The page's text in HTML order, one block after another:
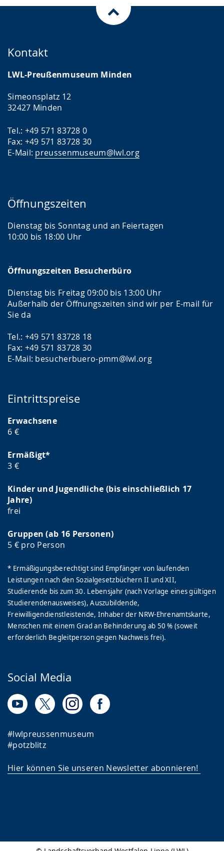
Kontakt
LWL-Preußenmuseum Minden
Simeonsplatz 12
32427 Minden
Tel.: +49 571 83728 0
Fax: +49 571 83728 30
E-Mail: preussenmuseum@lwl.org
Öffnungszeiten
Dienstag bis Sonntag und an Feiertagen
10:00 bis 18:00 Uhr
Öffnungszeiten Besucherbüro
Dienstag bis Freitag 09:00 bis 13:00 Uhr
Außerhalb der Öffnungszeiten sind wir per E-mail für
Sie da
Tel.: +49 571 83728 18
Fax: +49 571 83728 30
E-Mail: besucherbuero-pmm@lwl.org
Eintrittspreise
Erwachsene
6 €
Ermäßigt*
3 €
Kinder und Jugendliche (bis einschließlich 17
Jahre)
frei
Gruppen (ab 16 Personen)
5 € pro Person
* Ermäßigungsberechtigt sind Empfänger von laufenden
Leistungen nach den Sozialgesetzbüchern II und XII,
Studierende bis zum 30. Lebensjahr (nach Vorlage eines gültigen
Studierendenausweises), Auszubildende,
Freiwilligendienstleistende, Inhaber der NRW-Ehrenamtskarte,
Menschen mit einem Grad an Behinderung ab 50 % (soweit
erforderlich Begleitperson gegen Nachweis frei).
Social Media
#lwlpreussenmuseum
#potzblitz
Hier können Sie unseren Newsletter abonnieren!